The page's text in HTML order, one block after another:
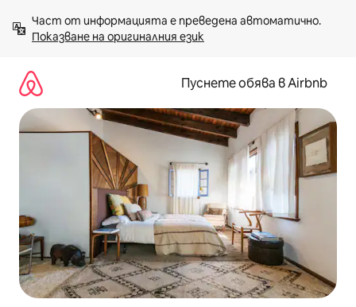
към
съдържанието
Показване на оригиналния език
Пуснете обява в Airbnb